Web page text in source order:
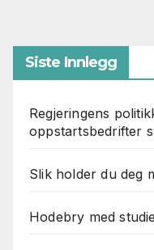
Siste Innlegg
Regjeringens
oppstartsbedrifter
Slik holder du deg
Hodebry med